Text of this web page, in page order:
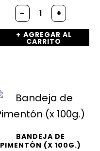
- Jugos
natural
100%
Exprimido
Sabor
«PURA
FRUTTA»
(1Lts.)
+
AGREGAR AL
CARRITO
BANDEJA DE
PIMENTÓN (X 100G.)